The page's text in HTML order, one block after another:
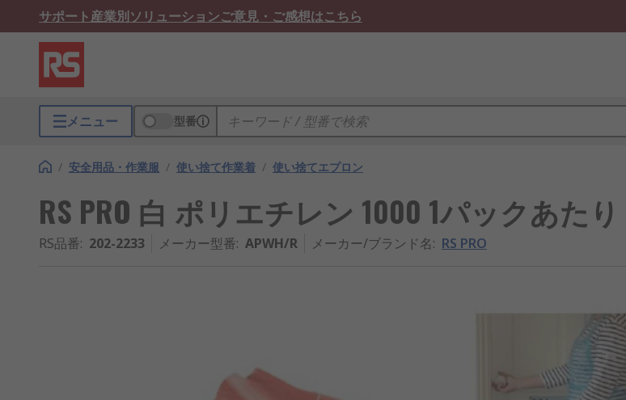
サポート産業別ソリューションご意見・ご感想はこちら
メニュー 型番
/ 安全用品・作業服 / 使い捨て作業着 / 使い捨てエプロン
RS PRO 白 ポリエチレン 1000 1パックあたり
RS品番: 202-2233 メーカー型番: APWH/R メーカー/ブランド名: RS PRO